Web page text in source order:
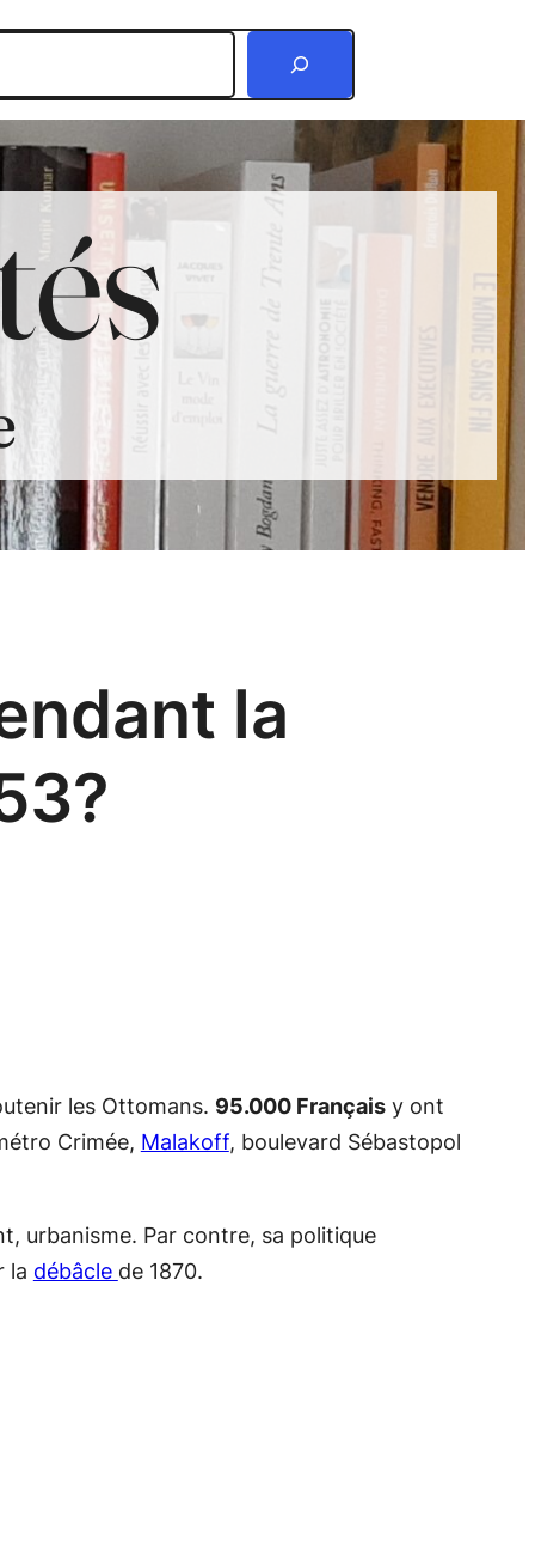
la
les Ottomans. 95.000 Françaisy ont
Crimée, Malakoff, boulevard Sébastopol
urbanisme. Par contre, sa politique
la débâcle de 1870.